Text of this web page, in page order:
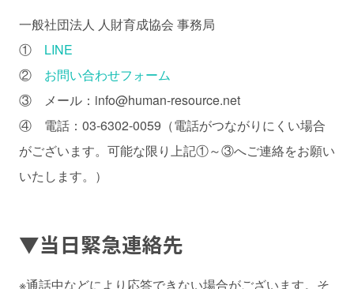
一般社団法人 人財育成協会 事務局
① LINE
② お問い合わせフォーム
③ メール：info@human-resource.net
④ 電話：03-6302-0059（電話がつながりにくい場合
がございます。可能な限り上記①～③へご連絡をお願い
いたします。）
▼当日緊急連絡先
※通話中などにより応答できない場合がございます。そ